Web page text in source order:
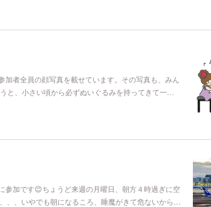
者全員の顔写真を載せています。その写真も、みん
と、小さい頃から必ずぬいぐるみを持ってきて一…
加です😊ちょうど来週の月曜日、朝方４時過ぎに空
、いやでも朝になるころ、睡魔がきて危ないから…